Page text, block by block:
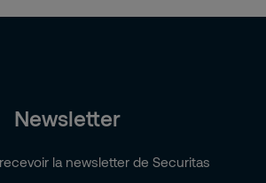
Newsletter
la newsletter de Securitas